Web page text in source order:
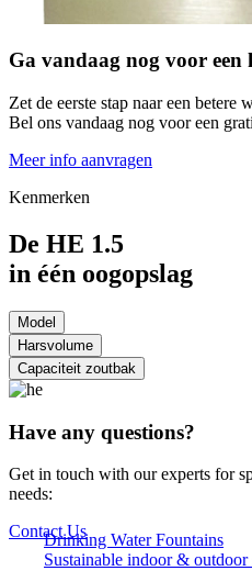
Drinking Water Fountains
Sustainable indoor &
Ga vandaag nog voor
Zet de eerste stap naar een
Bel ons vandaag nog voor een
Meer info aanvragen
Kenmerken
De HE 1.5
in één oogopslag
Model
Harsvolume
Capaciteit zoutbak
Have any questions?
Get in touch with our experts for
needs:
Contact Us